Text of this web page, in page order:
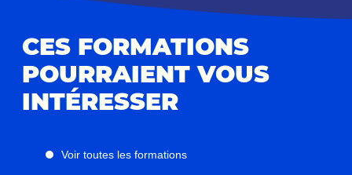
CES FORMATIONS
POURRAIENT VOUS
INTÉRESSER
Voir toutes les formations